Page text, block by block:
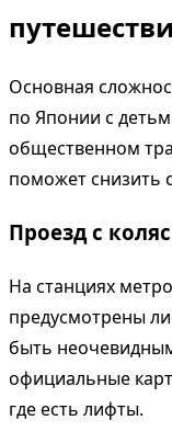
Основная
по Японии с
общественном
поможет снизить
Проезд с
На станциях
предусмотрены
быть
официальные
где есть лифты.